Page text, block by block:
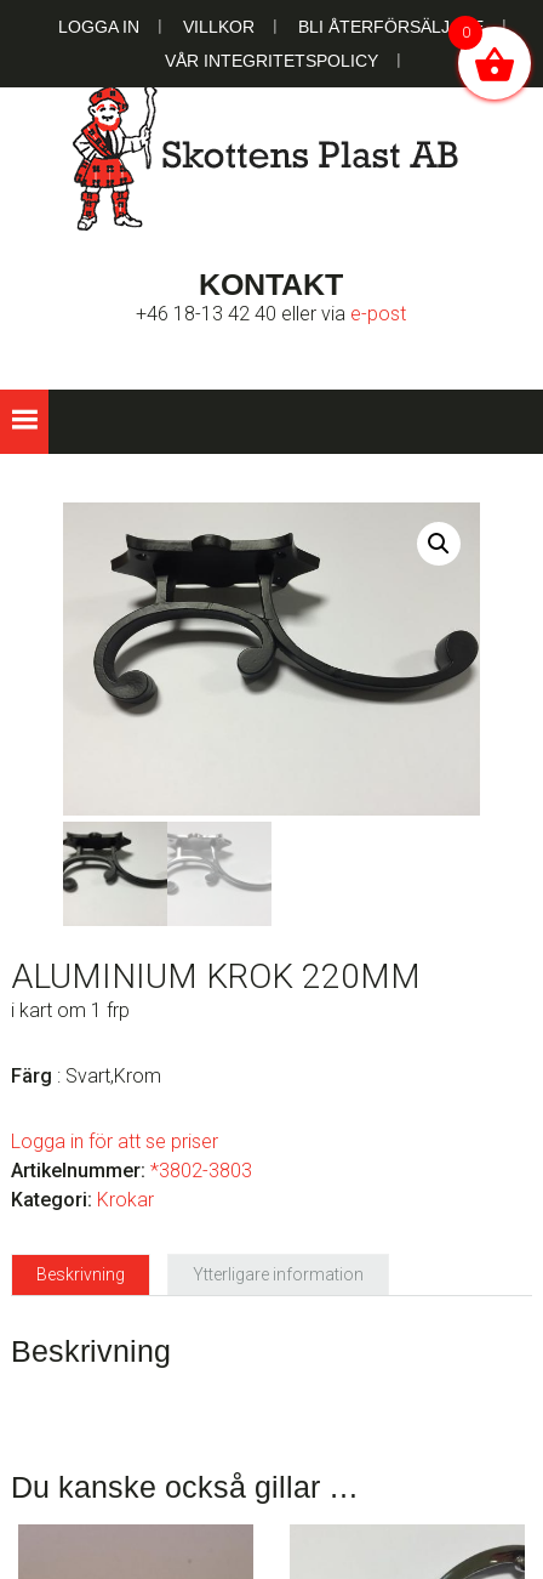
LOGGA IN VILLKOR
BLI ÅTERFÖRSÄLJARE
VÅR INTEGRITETSPOLICY
SKOTTENS
PLAST AB
KONTAKT
+46 18-13 42 40 eller via e-post
ALUMINIUM KROK 220MM
i kart om 1 frp
Färg : Svart,Krom
Logga in för att se priser
Artikelnummer: *3802-3803
Kategori: Krokar
Beskrivning Ytterligare information
Beskrivning
Du kanske också gillar …
0